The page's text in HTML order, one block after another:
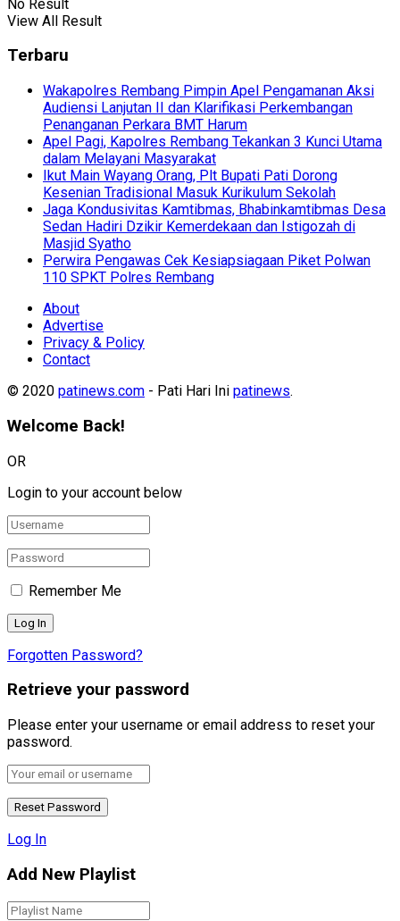
No Result
View All Result
Terbaru
Wakapolres Rembang Pimpin Apel Pengamanan Aksi
Audiensi Lanjutan II dan Klarifikasi Perkembangan
Penanganan Perkara BMT Harum
Apel Pagi, Kapolres Rembang Tekankan 3 Kunci Utama
dalam Melayani Masyarakat
Ikut Main Wayang Orang, Plt Bupati Pati Dorong
Kesenian Tradisional Masuk Kurikulum Sekolah
Jaga Kondusivitas Kamtibmas, Bhabinkamtibmas Desa
Sedan Hadiri Dzikir Kemerdekaan dan Istigozah di
Masjid Syatho
Perwira Pengawas Cek Kesiapsiagaan Piket Polwan
110 SPKT Polres Rembang
About
Advertise
Privacy & Policy
Contact
© 2020 patinews.com - Pati Hari Ini patinews.
Welcome Back!
OR
Login to your account below
Remember Me
Forgotten Password?
Retrieve your password
Please enter your username or email address to reset your
password.
Log In
Add New Playlist